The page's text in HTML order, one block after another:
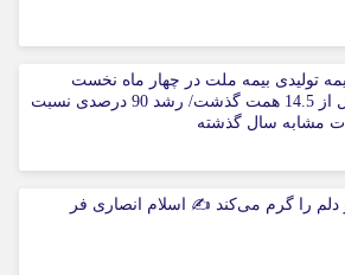
تولیدی بیمه ملت در چهار ماه نخست
امسال از 14.5 همت گذشت/ رشد 90 درصدی نسبت
مشابه سال گذشته
را گرم می‌کند ✍️ اسلام انصاری فر